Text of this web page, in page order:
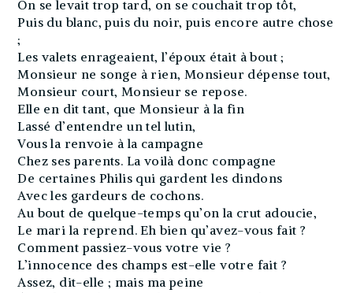
On se levait trop tard, on se couchait trop tôt,
Puis du blanc, puis du noir, puis encore autre chose
;
Les valets enrageaient, l’époux était à bout ;
Monsieur ne songe à rien, Monsieur dépense tout,
Monsieur court, Monsieur se repose.
Elle en dit tant, que Monsieur à la fin
Lassé d’entendre un tel lutin,
Vous la renvoie à la campagne
Chez ses parents. La voilà donc compagne
De certaines Philis qui gardent les dindons
Avec les gardeurs de cochons.
Au bout de quelque-temps qu’on la crut adoucie,
Le mari la reprend. Eh bien qu’avez-vous fait ?
Comment passiez-vous votre vie ?
L’innocence des champs est-elle votre fait ?
Assez, dit-elle ; mais ma peine